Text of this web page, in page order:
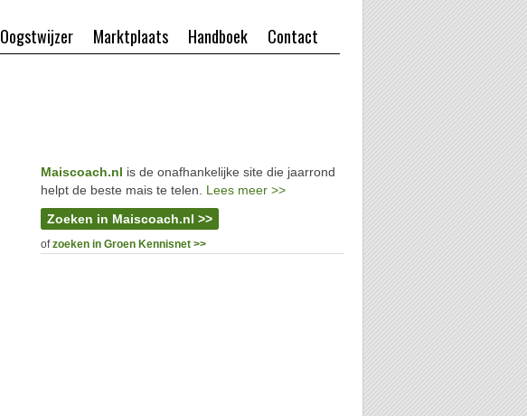
Contact
Handboek
Marktplaats
Oogstwijzer
Maiscoach.nl is de onafhankelijke site die jaarrond
helpt de beste mais te telen. Lees meer >>
Zoeken in Maiscoach.nl >>
ofzoeken in Groen Kennisnet >>